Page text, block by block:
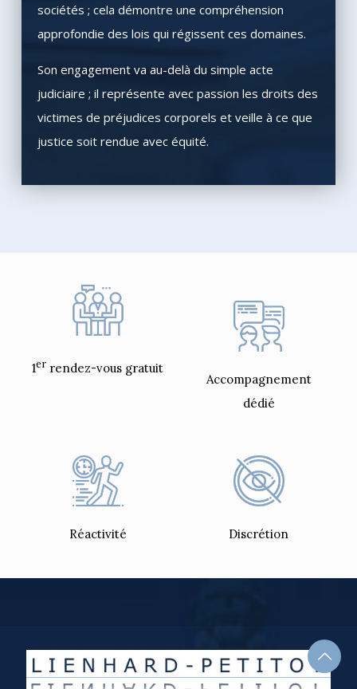
sociétés ; cela démontre une compréhension
approfondie des lois qui régissent ces domaines.
Son engagement va au-delà du simple acte
judiciaire ; il représente avec passion les droits des
victimes de préjudices corporels et veille à ce que
justice soit rendue avec équité.
1er rendez-vous gratuit
Accompagnement
dédié
Réactivité Discrétion